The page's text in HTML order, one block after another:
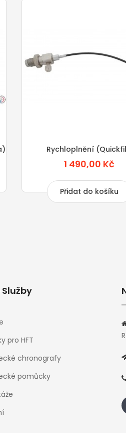
Rychloplnění
1 490,00 Kč
Přidat do košíku
pro HFT
chronografy
pomůcky